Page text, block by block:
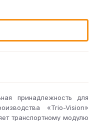
принадлежность для
«Trio-Vision»
транспортному модулю